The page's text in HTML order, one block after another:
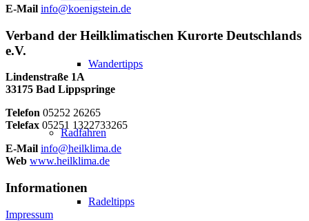
Wandertipps
Radfahren
Radeltipps
E-Mail info@koenigstein.de
Verband der Heilklimatischen Kurorte Deutschlands
e.V.
Lindenstraße 1A
33175 Bad Lippspringe
Telefon 05252 26265
Telefax 05251 1322733265
E-Mail info@heilklima.de
Web www.heilklima.de
Informationen
Impressum